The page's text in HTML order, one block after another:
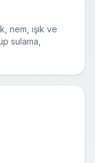
nem, ışık ve
sulama,